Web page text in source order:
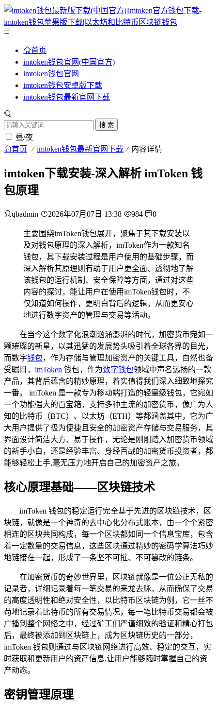
首页
imtoken钱包官网(中国官方)
imtoken钱包官网
imtoken钱包安卓版下载
imtoken钱包最新官网下载
搜 索
昼/夜
首页 imtoken钱包最新官网下载 内容详情
imtoken下载安装-深入解析 imToken 钱
包原理
qbadmin 2026年07月07日 13:38 984 0
主要围绕imToken钱包展开，聚焦于其下载安装以
及对钱包原理的深入解析，imToken作为一款知名
钱包，其下载安装过程是用户使用的基础步骤，而
深入解析其原理则有助于用户更全面、透彻地了解
该钱包的运行机制、安全保障等方面，通过对这些
内容的探讨，能让用户在使用imToken钱包时，不
仅知道如何操作，更明白背后的逻辑，从而更安心
地进行数字资产的管理与交易等活动。
在当今这个数字化浪潮汹涌澎湃的时代，加密货币宛如一
颗璀璨的新星，以其迅猛的发展势头吸引着全球各界的目光，
而数字钱包，作为存储与管理加密资产的关键工具，自然也备
受瞩目， imToken 钱包，作为数字钱包领域中声名远扬的一款
产品，其背后蕴含的精妙原理，着实值得我们深入细致地探究
一番。 imToken 是一款专为移动端打造的轻量级钱包，它宛如
一个功能强大的百宝箱，支持多种主流的加密货币，像广为人
知的比特币（BTC）、以太坊（ETH）等都涵盖其中，它为广
大用户提供了极为便捷且安全的加密资产存储与交易服务，其
界面设计简洁大方、易于操作，无论是刚刚踏入加密货币领域
的新手小白，还是经验丰富、身经百战的加密货币投资者，都
能够轻松上手,毫无压力地开启自己的加密资产之旅。
核心原理基础——区块链技术
imToken 钱包的稳定运行完全基于先进的区块链技术，区
块链，就像是一个神奇的去中心化分布式账本，由一个个紧密
相连的区块共同构成，每一个区块都如同一个信息宝库，包含
着一定数量的交易信息，这些区块通过精妙的密码学算法巧妙
地链接在一起，形成了一条坚不可摧、不可篡改的链条。
在加密货币的奇妙世界里，区块链就像是一位公正无私的
记录者，详细记录着每一笔交易的来龙去脉，从而确保了交易
的高度透明性和绝对安全性，以比特币区块链为例，它一丝不
苟地记录着比特币的所有交易情况，每一笔比特币交易都会被
广播到整个网络之中，经过矿工们严谨细致的验证和精心打包
后，最终被添加到区块链上，成为区块链历史的一部分，
imToken 钱包则通过与区块链网络进行高效、稳定的交互，实
时获取和更新用户的资产信息,让用户能够随时掌握自己的资
产动态。
密钥管理原理